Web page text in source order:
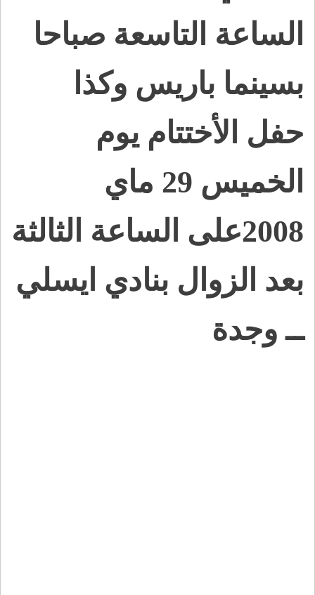
الساعة التاسعة صباحا
بسينما باريس وكذا
حفل الأختتام يوم
الخميس 29 ماي
2008على الساعة الثالثة
بعد الزوال بنادي ايسلي
ــ وجدة